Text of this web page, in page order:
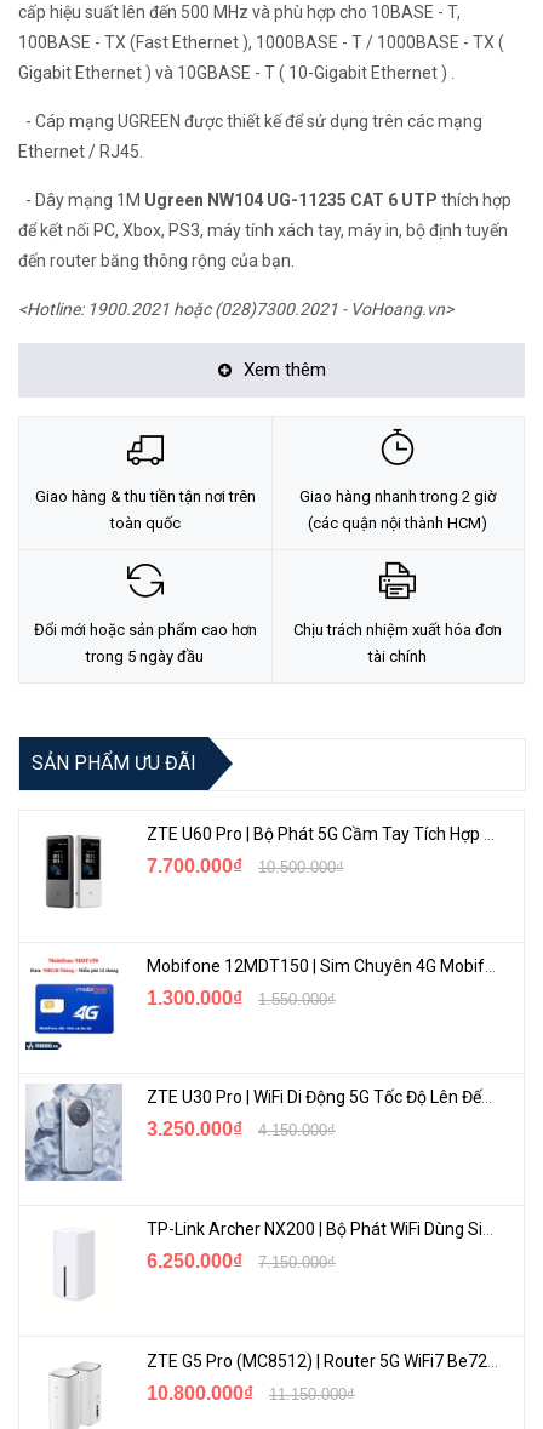
cấp hiệu suất lên đến 500 MHz và phù hợp cho 10BASE - T,
100BASE - TX (Fast Ethernet ), 1000BASE - T / 1000BASE - TX (
Gigabit Ethernet ) và 10GBASE - T ( 10-Gigabit Ethernet ) .
- Cáp mạng UGREEN được thiết kế để sử dụng trên các mạng
Ethernet / RJ45.
- Dây mạng 1M Ugreen NW104 UG-11235 CAT 6 UTP thích hợp
để kết nối PC, Xbox, PS3, máy tính xách tay, máy in, bộ định tuyến
đến router băng thông rộng của bạn.
<Hotline: 1900.2021 hoặc (028)7300.2021 - VoHoang.vn>
Xem thêm
Giao hàng & thu tiền tận nơi trên
toàn quốc
Giao hàng nhanh trong 2 giờ
(các quận nội thành HCM)
Đổi mới hoặc sản phẩm cao hơn
trong 5 ngày đầu
Chịu trách nhiệm xuất hóa đơn
tài chính
SẢN PHẨM ƯU ĐÃI
ZTE U60 Pro | Bộ Phát 5G Cầm Tay Tích Hợp Công Nghệ WiFi 7, Pin 10000mAh
7.700.000₫ 10.500.000₫
1.300.000₫ 1.550.000₫
ZTE U30 Pro | WiFi Di Động 5G Tốc Độ Lên Đến 500Mbps, Màn Hình Cảm Ứng
3.250.000₫ 4.150.000₫
6.250.000₫ 7.150.000₫
10.800.000₫ 11.150.000₫